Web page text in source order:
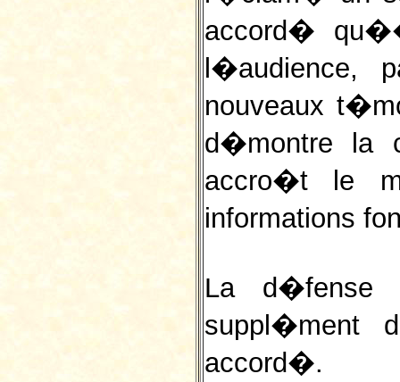
accord�
l�audience,
nouveaux
d�montre la
accro�t le
informations
La
accord�.